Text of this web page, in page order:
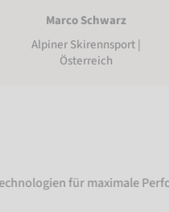
Marco Schwarz
Alpiner Skirennsport |
Österreich
für maximale Performance